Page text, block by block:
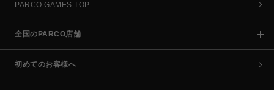
PARCO GAMES TOP
全国のPARCO店舗
初めてのお客様へ